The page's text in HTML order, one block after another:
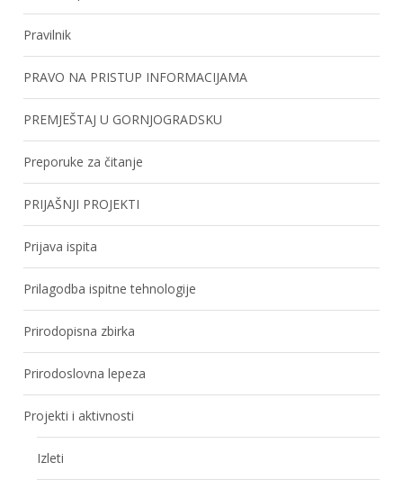
Pravilnik
PRAVO NA PRISTUP INFORMACIJAMA
PREMJEŠTAJ U GORNJOGRADSKU
Preporuke za čitanje
PRIJAŠNJI PROJEKTI
Prijava ispita
Prilagodba ispitne tehnologije
Prirodopisna zbirka
Prirodoslovna lepeza
Projekti i aktivnosti
Izleti